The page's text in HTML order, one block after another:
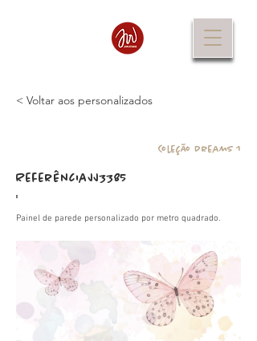
< Voltar aos personalizados
Coleção Dreams 1
Referência
:
JJ3385
Painel de parede personalizado por metro quadrado.